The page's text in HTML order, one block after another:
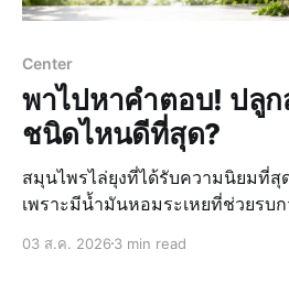
Center
พาไปหาคำตอบ! ปลูก
ชนิดไหนดีที่สุด?
สมุนไพรไล่ยุงที่ได้รับความนิยมที่สุ
เพราะมีน้ำมันหอมระเหยที่ช่วยรบ
แถมช่วยลดปัญหายุงรบกวนภายใน
03 ส.ค. 2026 3 min read